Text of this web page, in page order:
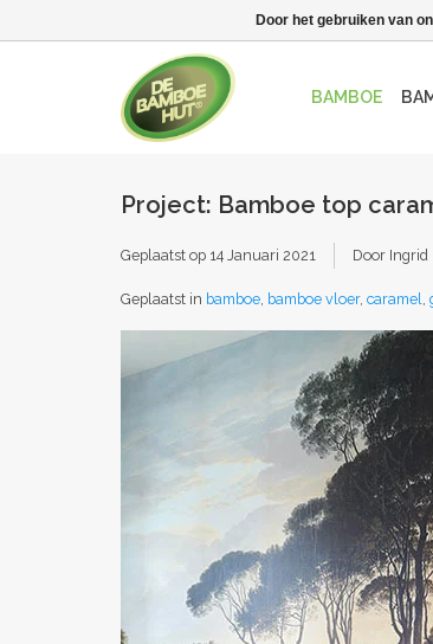
BAMBOE
Project: Bamboe top
Geplaatst op 14 Januari 2021 Door Ingrid
Geplaatst in bamboe bamboe vloer, caramel
Door het gebruiken van